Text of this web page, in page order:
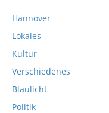
Hannover
Lokales
Kultur
Verschiedenes
Blaulicht
Politik